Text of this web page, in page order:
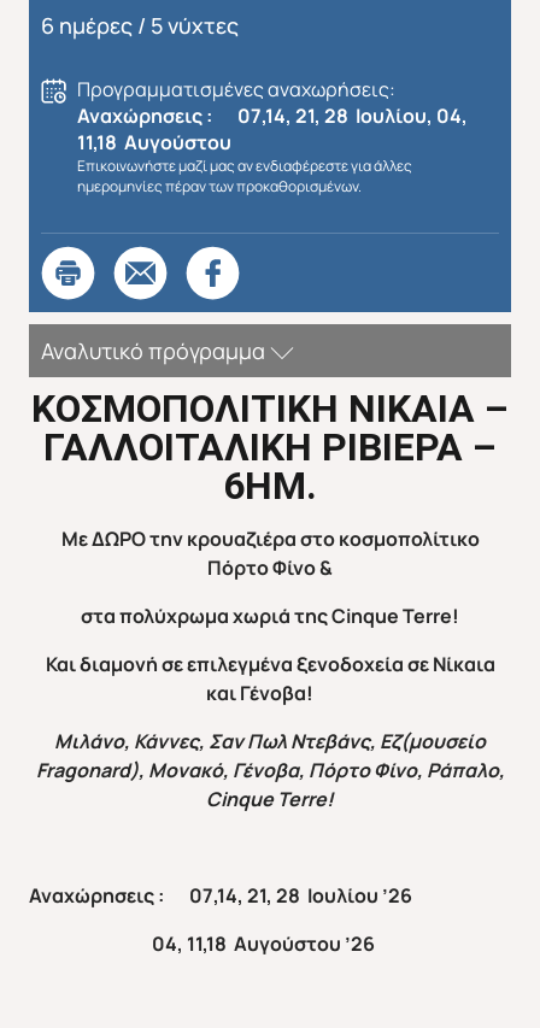
Απευθείας απο Ηράκλειο
6 ημέρες / 5 νύχτες
Προγραμματισμένες αναχωρήσεις:
Αναχώρησεις : 07,14, 21, 28 Ιουλίου, 04,
11,18 Αυγούστου
Επικοινωνήστε μαζί μας αν ενδιαφέρεστε για άλλες
ημερομηνίες πέραν των προκαθορισμένων.
Αναλυτικό πρόγραμμα
ΚΟΣΜΟΠΟΛΙΤΙΚΗ ΝΙΚΑΙΑ –
ΓΑΛΛΟΙΤΑΛΙΚΗ ΡΙΒΙΕΡΑ –
6ΗΜ.
Με ΔΩΡΟ την κρουαζιέρα στο κοσμοπολίτικο
Πόρτο Φίνο &
στα πολύχρωμα χωριά τηςCinqueTerre!
Και διαμονή σε επιλεγμένα ξενοδοχεία σε Νίκαια
και Γένοβα!
Μιλάνο, Κάννες, Σαν Πωλ Ντεβάνς, Εζ(μουσείο
Fragonard), Μονακό, Γένοβα, Πόρτο Φίνο, Ράπαλο,
Cinque Terre!
Αναχώρησεις : 07,14, 21, 28 Ιουλίου ’26
04, 11,18 Αυγούστου ’26